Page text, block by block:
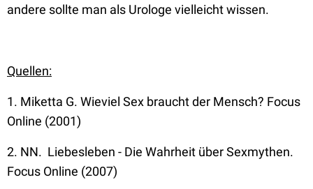
andere sollte man als Urologe vielleicht wissen.
Quellen:
1. Miketta G. Wieviel Sex braucht der Mensch? Focus
Online (2001)
2. NN. Liebesleben - Die Wahrheit über Sexmythen.
Focus Online (2007)